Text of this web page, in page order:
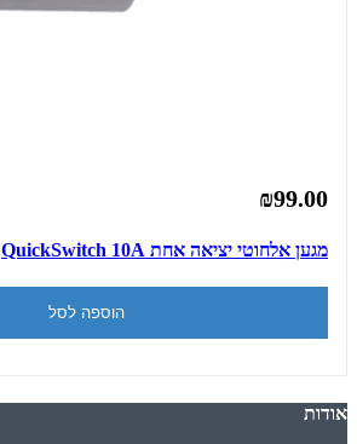
₪99.00
מגען אלחוטי יציאה אחת QuickSwitch 10A
הוספה לסל
אודות